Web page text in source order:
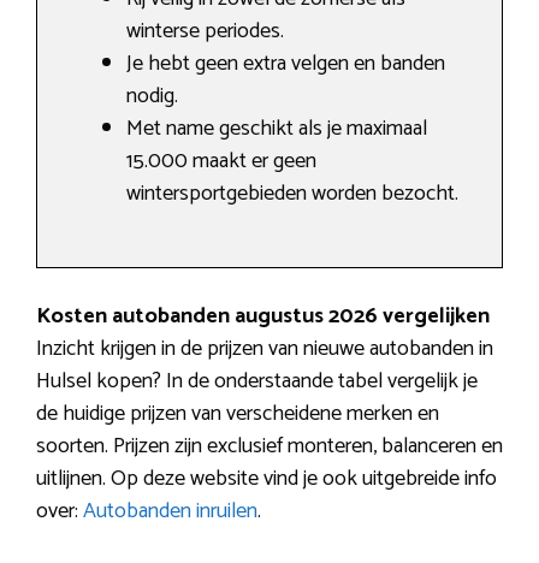
winterse periodes.
Je hebt geen extra velgen en banden
nodig.
Met name geschikt als je maximaal
15.000 maakt er geen
wintersportgebieden worden bezocht.
Kosten autobanden augustus 2026 vergelijken
Inzicht krijgen in de prijzen van nieuwe autobanden in
Hulsel kopen? In de onderstaande tabel vergelijk je
de huidige prijzen van verscheidene merken en
soorten. Prijzen zijn exclusief monteren, balanceren en
uitlijnen. Op deze website vind je ook uitgebreide info
over:Autobanden inruilen.